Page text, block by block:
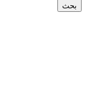
بحث